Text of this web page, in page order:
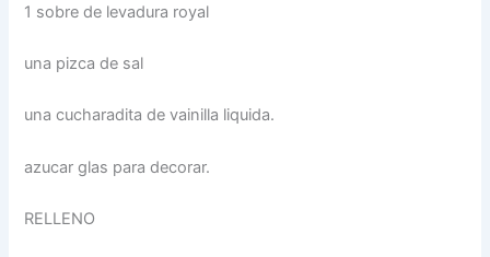
1 sobre de levadura royal
una pizca de sal
una cucharadita de vainilla liquida.
azucar glas para decorar.
RELLENO